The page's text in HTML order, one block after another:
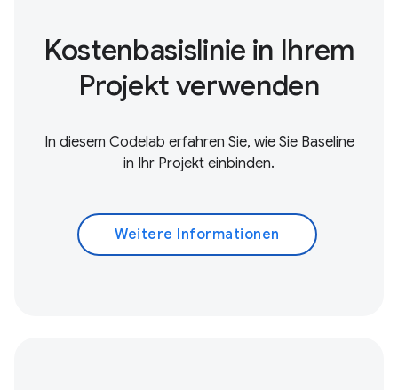
Kostenbasislinie in Ihrem
Projekt verwenden
In diesem Codelab erfahren Sie, wie Sie Baseline
in Ihr Projekt einbinden.
Weitere Informationen